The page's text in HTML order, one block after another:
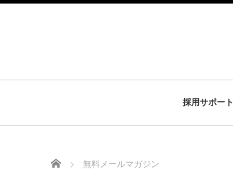
採用サポート
Home 無料メールマガジン